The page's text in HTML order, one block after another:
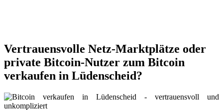
Vertrauensvolle Netz-Marktplätze oder
private Bitcoin-Nutzer zum Bitcoin
verkaufen in Lüdenscheid?